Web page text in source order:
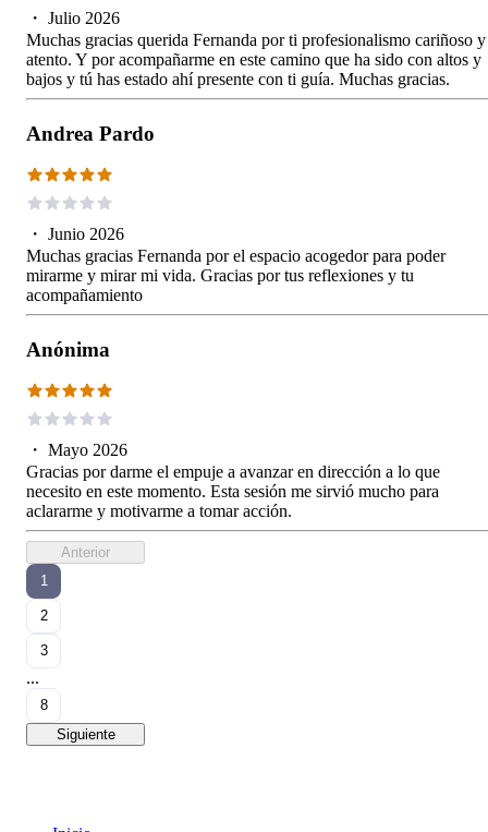
・ Julio 2026
Muchas gracias querida Fernanda por ti profesionalismo cariñoso y
atento. Y por acompañarme en este camino que ha sido con altos y
bajos y tú has estado ahí presente con ti guía. Muchas gracias.
Andrea Pardo
・ Junio 2026
Muchas gracias Fernanda por el espacio acogedor para poder
mirarme y mirar mi vida. Gracias por tus reflexiones y tu
acompañamiento
Anónima
・ Mayo 2026
Gracias por darme el empuje a avanzar en dirección a lo que
necesito en este momento. Esta sesión me sirvió mucho para
aclararme y motivarme a tomar acción.
Anterior
1
2
3
...
8
Siguiente